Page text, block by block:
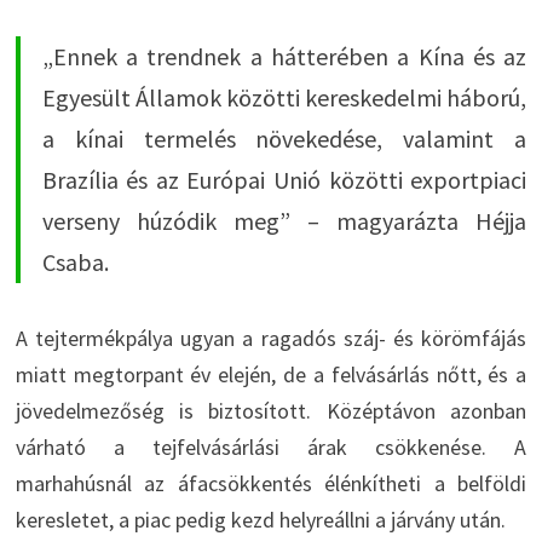
„Ennek a trendnek a hátterében a Kína és az
Egyesült Államok közötti kereskedelmi háború,
a kínai termelés növekedése, valamint a
Brazília és az Európai Unió közötti exportpiaci
verseny húzódik meg” – magyarázta Héjja
Csaba.
A tejtermékpálya ugyan a ragadós száj- és körömfájás
miatt megtorpant év elején, de a felvásárlás nőtt, és a
jövedelmezőség is biztosított. Középtávon azonban
várható a tejfelvásárlási árak csökkenése. A
marhahúsnál az áfacsökkentés élénkítheti a belföldi
keresletet, a piac pedig kezd helyreállni a járvány után.